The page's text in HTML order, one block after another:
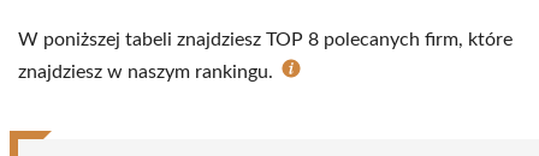
W poniższej tabeli znajdziesz TOP 8 polecanych firm, które
znajdziesz w naszym rankingu.